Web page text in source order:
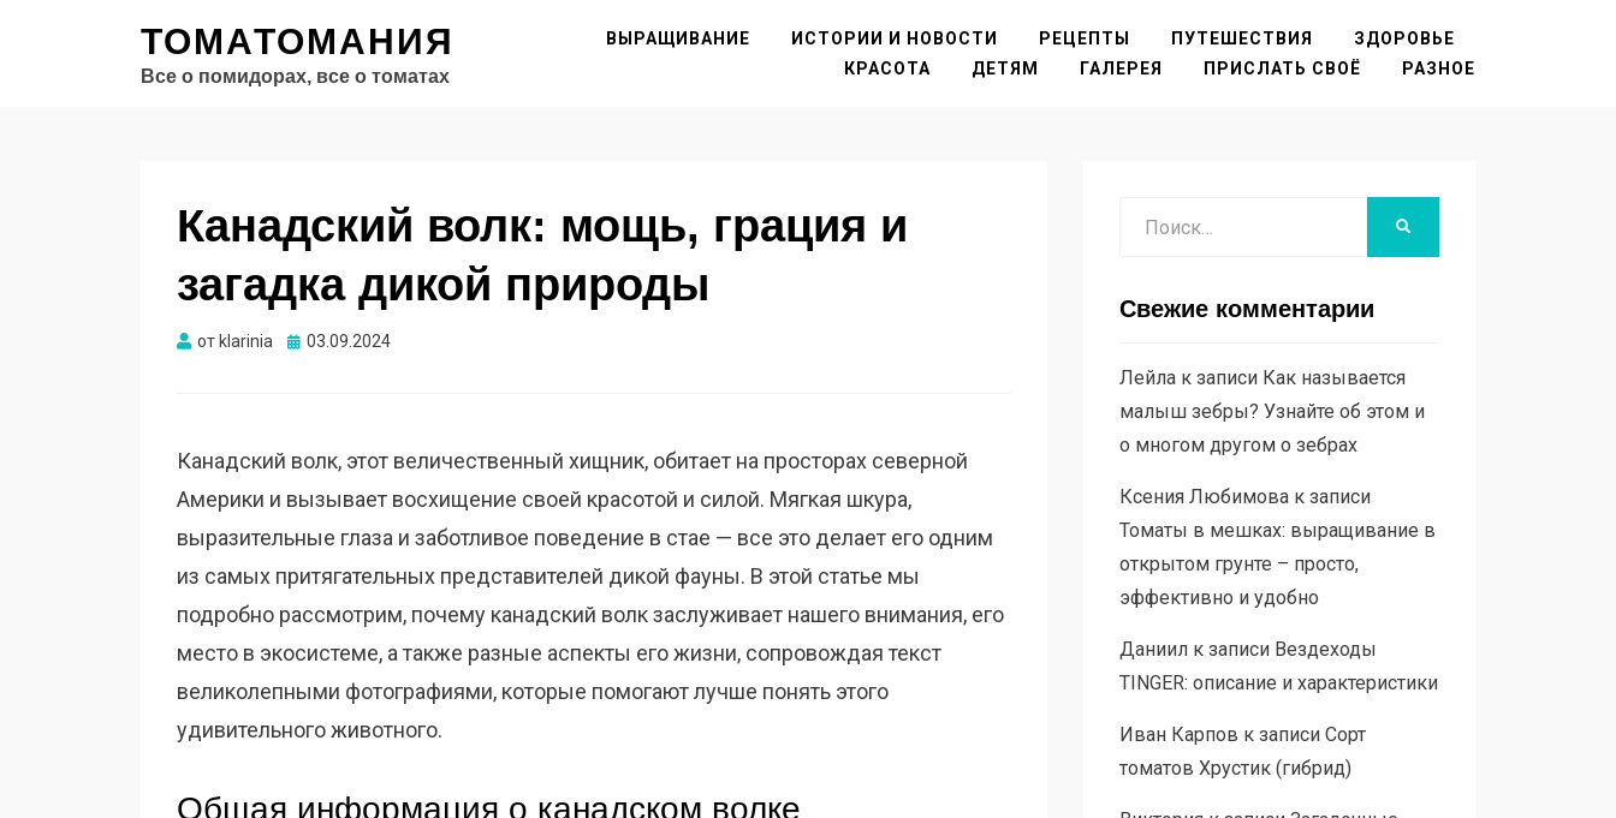
ТОМАТОМАНИЯ
Все о помидорах, все о томатах
ВЫРАЩИВАНИЕ ИСТОРИИ И НОВОСТИ РЕЦЕПТЫ ПУТЕШЕСТВИЯ
ЗДОРОВЬЕ
КРАСОТА
ДЕТЯМ ГАЛЕРЕЯ ПРИСЛАТЬ СВОЁ РАЗНОЕ
Канадский волк: мощь, грация и
загадка дикой природы
от klarinia Опубликовано
03.09.2024
Канадский волк, этот величественный хищник, обитает на просторах северной
Америки и вызывает восхищение своей красотой и силой. Мягкая шкура,
выразительные глаза и заботливое поведение в стае — все это делает его одним
из самых притягательных представителей дикой фауны. В этой статье мы
подробно рассмотрим, почему канадский волк заслуживает нашего внимания, его
место в экосистеме, а также разные аспекты его жизни, сопровождая текст
великолепными фотографиями, которые помогают лучше понять этого
удивительного животного.
Общая информация о канадском волке
Свежие комментарии
Лейлак записи Как называется
малыш зебры? Узнайте об этом и
о многом другом о зебрах
Ксения Любимовак записи
Томаты в мешках: выращивание в
открытом грунте – просто,
эффективно и удобно
Даниилк записи Вездеходы
TINGER: описание и характеристики
Иван Карпов к записи Сорт
томатов Хрустик (гибрид)